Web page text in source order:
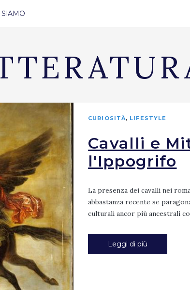
SIAMO
CURIOSITÀ, LIFESTYLE
Cavalli e
l'Ippogrifo
La presenza dei cavalli nei
abbastanza recente se
culturali ancor più ancestrali
Leggi di più